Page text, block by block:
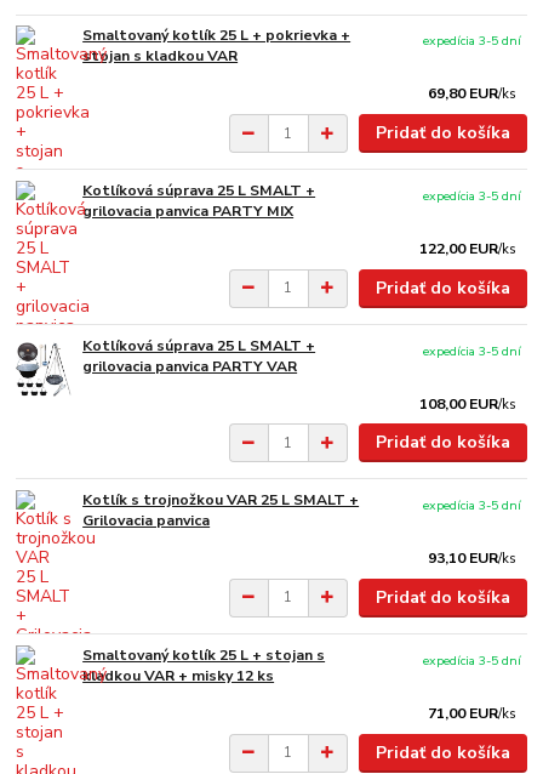
Smaltovaný kotlík 25 L + pokrievka +
stojan s kladkou VAR
69,80 EUR/ks
expedícia 3-5 dní
Pridať do košíka
Kotlíková súprava 25 L SMALT +
grilovacia panvica PARTY MIX
122,00 EUR/ks
expedícia 3-5 dní
Pridať do košíka
Kotlíková súprava 25 L SMALT +
grilovacia panvica PARTY VAR
108,00 EUR/ks
expedícia 3-5 dní
Pridať do košíka
Kotlík s trojnožkou VAR 25 L SMALT +
Grilovacia panvica
93,10 EUR/ks
expedícia 3-5 dní
Pridať do košíka
Smaltovaný kotlík 25 L + stojan s
kladkou VAR + misky 12 ks
71,00 EUR/ks
expedícia 3-5 dní
Pridať do košíka